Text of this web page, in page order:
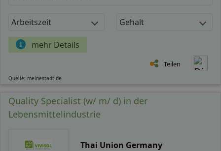
Arbeitszeit Gehalt
mehr Details
Teilen
Quelle: meinestadt.de
Quality Specialist (w/ m/ d) in der
Lebensmittelindustrie
Thai Union Germany